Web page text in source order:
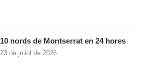
10 nords de Montserrat en 24 hores
23 de juliol de 2026